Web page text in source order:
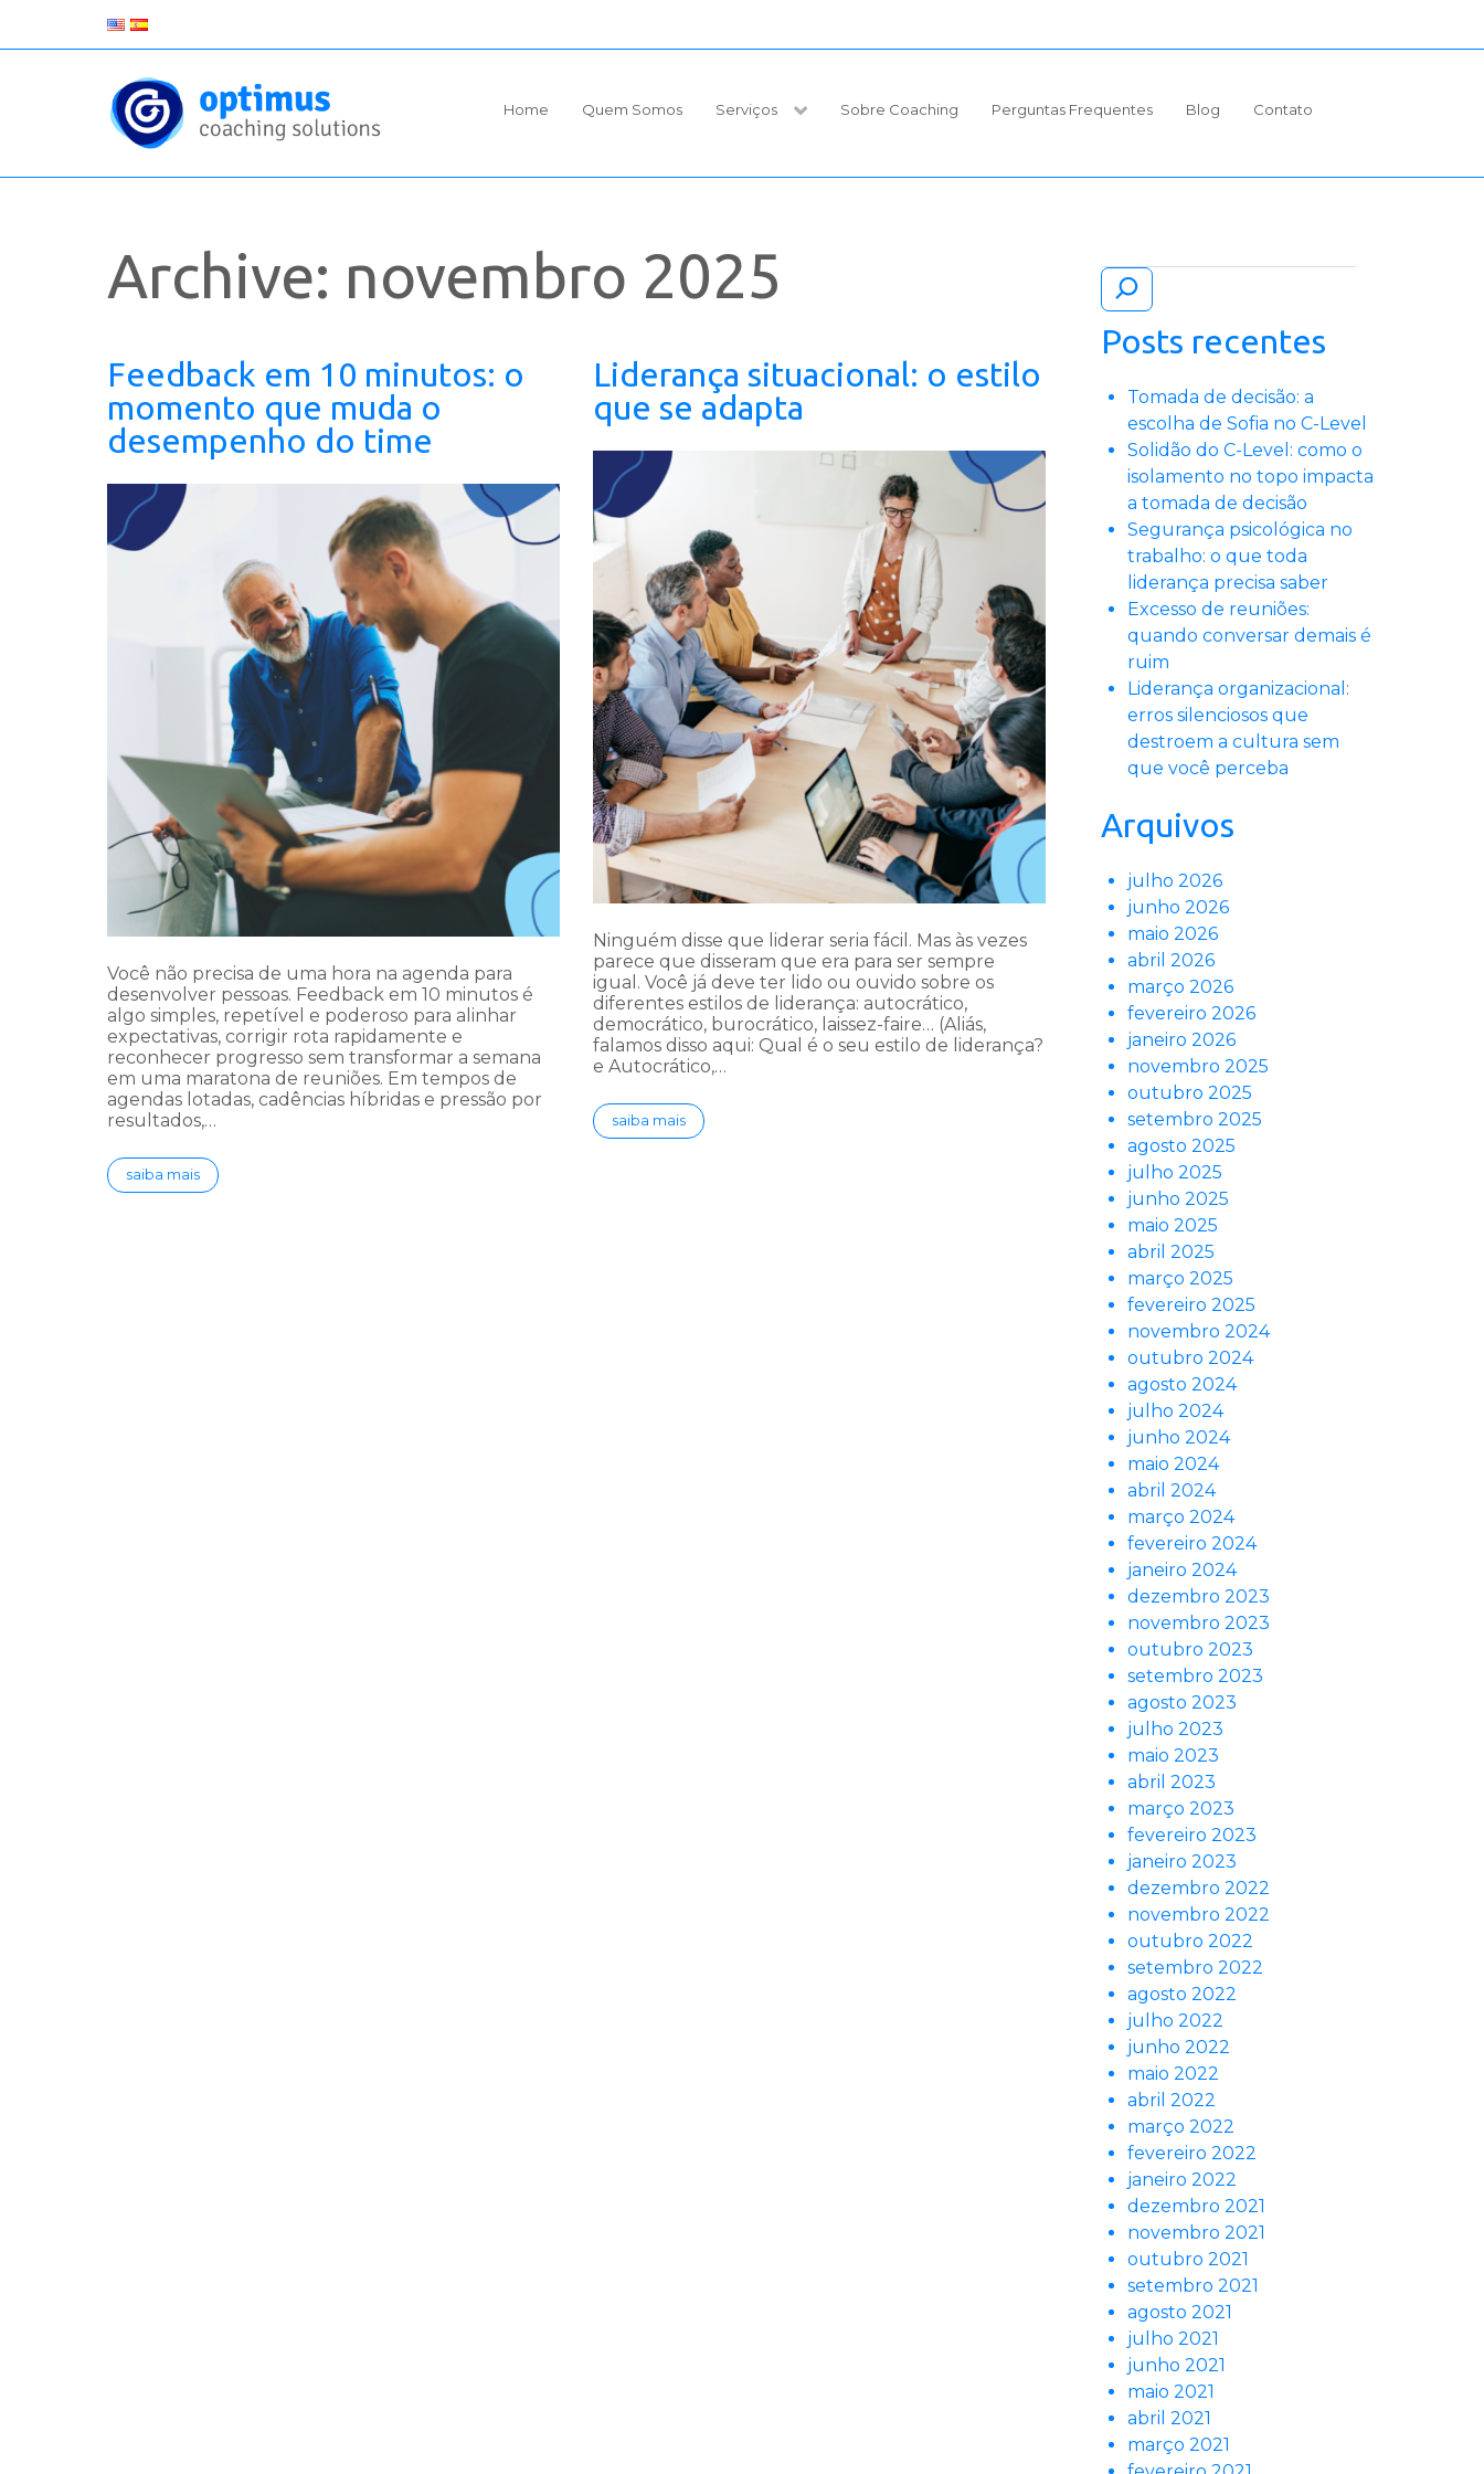
Home Quem Somos Serviços Sobre Coaching Perguntas Frequentes Blog Contato
Archive: novembro 2025
Feedback em 10 minutos: o
momento que muda o
desempenho do time
Você não precisa de uma hora na agenda para
desenvolver pessoas. Feedback em 10 minutos é
algo simples, repetível e poderoso para alinhar
expectativas, corrigir rota rapidamente e
reconhecer progresso sem transformar a semana
em uma maratona de reuniões. Em tempos de
agendas lotadas, cadências híbridas e pressão por
resultados,…
saiba mais
Liderança situacional: o estilo
que se adapta
Ninguém disse que liderar seria fácil. Mas às vezes
parece que disseram que era para ser sempre
igual. Você já deve ter lido ou ouvido sobre os
diferentes estilos de liderança: autocrático,
democrático, burocrático, laissez-faire… (Aliás,
falamos disso aqui: Qual é o seu estilo de liderança?
e Autocrático,…
saiba mais
Posts recentes
Tomada de decisão: a
escolha de Sofia no C-Level
Solidão do C-Level: como o
isolamento no topo impacta
a tomada de decisão
Segurança psicológica no
trabalho: o que toda
liderança precisa saber
Excesso de reuniões:
quando conversar demais é
ruim
Liderança organizacional:
erros silenciosos que
destroem a cultura sem
que você perceba
Arquivos
julho 2026
junho 2026
maio 2026
abril 2026
março 2026
fevereiro 2026
janeiro 2026
novembro 2025
outubro 2025
setembro 2025
agosto 2025
julho 2025
junho 2025
maio 2025
abril 2025
março 2025
fevereiro 2025
novembro 2024
outubro 2024
agosto 2024
julho 2024
junho 2024
maio 2024
abril 2024
março 2024
fevereiro 2024
janeiro 2024
dezembro 2023
novembro 2023
outubro 2023
setembro 2023
agosto 2023
julho 2023
maio 2023
abril 2023
março 2023
fevereiro 2023
janeiro 2023
dezembro 2022
novembro 2022
outubro 2022
setembro 2022
agosto 2022
julho 2022
junho 2022
maio 2022
abril 2022
março 2022
fevereiro 2022
janeiro 2022
dezembro 2021
novembro 2021
outubro 2021
setembro 2021
agosto 2021
julho 2021
junho 2021
maio 2021
abril 2021
março 2021